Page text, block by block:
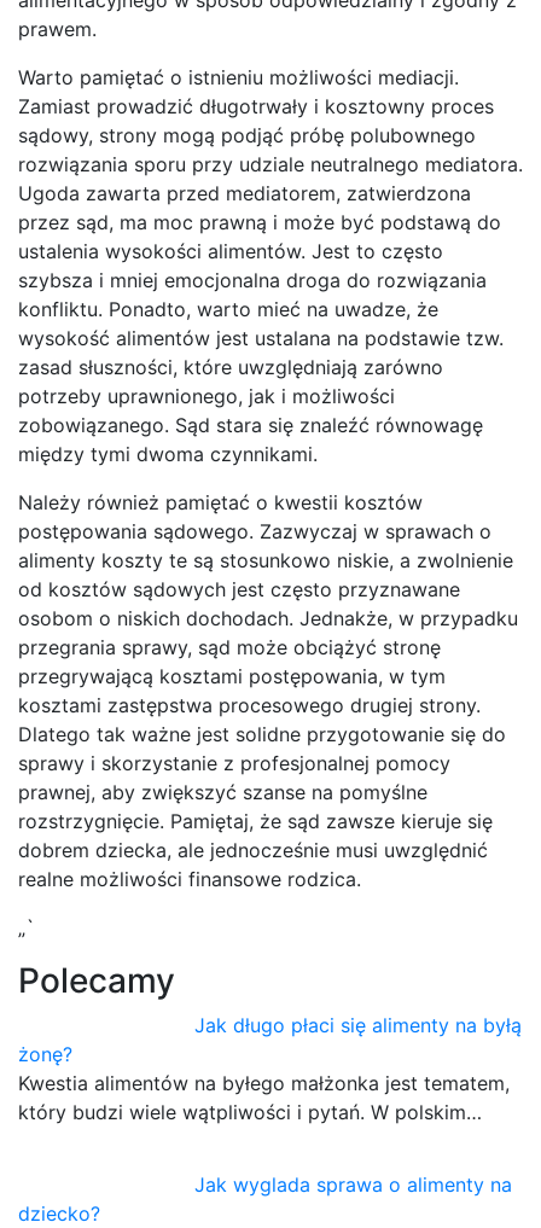
prawem.
Warto pamiętać o istnieniu możliwości mediacji.
Zamiast prowadzić długotrwały i kosztowny proces
sądowy, strony mogą podjąć próbę polubownego
rozwiązania sporu przy udziale neutralnego mediatora.
Ugoda zawarta przed mediatorem, zatwierdzona
przez sąd, ma moc prawną i może być podstawą do
ustalenia wysokości alimentów. Jest to często
szybsza i mniej emocjonalna droga do rozwiązania
konfliktu. Ponadto, warto mieć na uwadze, że
wysokość alimentów jest ustalana na podstawie tzw.
zasad słuszności, które uwzględniają zarówno
potrzeby uprawnionego, jak i możliwości
zobowiązanego. Sąd stara się znaleźć równowagę
między tymi dwoma czynnikami.
Należy również pamiętać o kwestii kosztów
postępowania sądowego. Zazwyczaj w sprawach o
alimenty koszty te są stosunkowo niskie, a zwolnienie
od kosztów sądowych jest często przyznawane
osobom o niskich dochodach. Jednakże, w przypadku
przegrania sprawy, sąd może obciążyć stronę
przegrywającą kosztami postępowania, w tym
kosztami zastępstwa procesowego drugiej strony.
Dlatego tak ważne jest solidne przygotowanie się do
sprawy i skorzystanie z profesjonalnej pomocy
prawnej, aby zwiększyć szanse na pomyślne
rozstrzygnięcie. Pamiętaj, że sąd zawsze kieruje się
dobrem dziecka, ale jednocześnie musi uwzględnić
realne możliwości finansowe rodzica.
„`
Polecamy
Jak długo płaci się alimenty na byłą
żonę?
Kwestia alimentów na byłego małżonka jest tematem,
który budzi wiele wątpliwości i pytań. W polskim…
Jak wyglada sprawa o alimenty na
dziecko?